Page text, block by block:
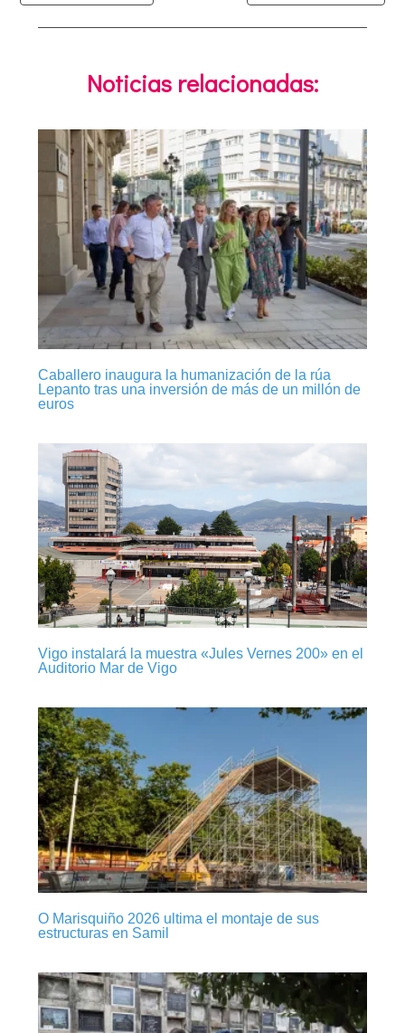
Noticias relacionadas:
Caballero inaugura la humanización de la rúa
Lepanto tras una inversión de más de un millón de
euros
Vigo instalará la muestra «Jules Vernes 200» en el
Auditorio Mar de Vigo
O Marisquiño 2026 ultima el montaje de sus
estructuras en Samil